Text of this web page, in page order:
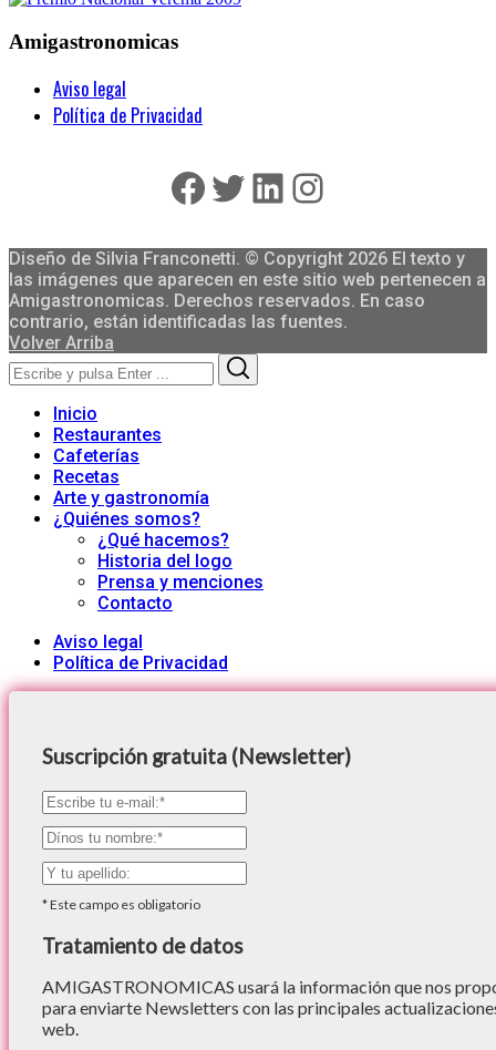
Amigastronomicas
Aviso legal
Política de Privacidad
Facebook
Twitter
LinkedIn
Instagram
Diseño de Silvia Franconetti. © Copyright 2026 El texto y
las imágenes que aparecen en este sitio web pertenecen a
Amigastronomicas. Derechos reservados. En caso
contrario, están identificadas las fuentes.
Volver Arriba
Search
for:
Inicio
Restaurantes
Cafeterías
Recetas
Arte y gastronomía
¿Quiénes somos?
¿Qué hacemos?
Historia del logo
Prensa y menciones
Contacto
Aviso legal
Política de Privacidad
Suscripción gratuita (Newsletter)
*Este campo es obligatorio
Tratamiento de datos
AMIGASTRONOMICAS usará la información que nos
para enviarte Newsletters con las principales
web.